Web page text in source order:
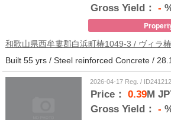
Gross Yield： -
和歌山県西牟婁郡白浜町椿1049-3 / ヴィラ
2026-04-17 Reg. / ID241212
Price： 0.39M
Gross Yield： -